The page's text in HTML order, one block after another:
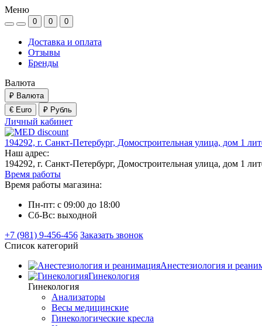
Меню
0 0 0
Доставка и оплата
Отзывы
Бренды
Валюта
₽ Валюта
€ Euro
₽ Рубль
Личный кабинет
194292, г. Санкт-Петербург, Домостроительная улица, дом 1
Наш адрес:
194292, г. Санкт-Петербург, Домостроительная улица, дом 1
Время работы
Время работы магазина:
Пн-пт: с 09:00 до 18:00
Сб-Вс: выходной
+7 (981) 9-456-456 Заказать звонок
Список категорий
Анестезиология и
Гинекология
Гинекология
Анализаторы
Весы медицинские
Гинекологические кресла